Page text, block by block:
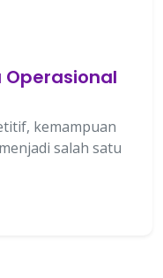
Operasional
kemampuan
salah satu